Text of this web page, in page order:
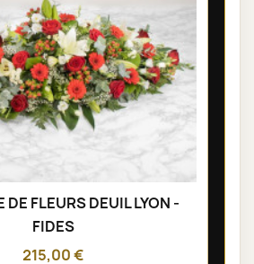
DE FLEURS DEUIL LYON -
FIDES
215,00 €